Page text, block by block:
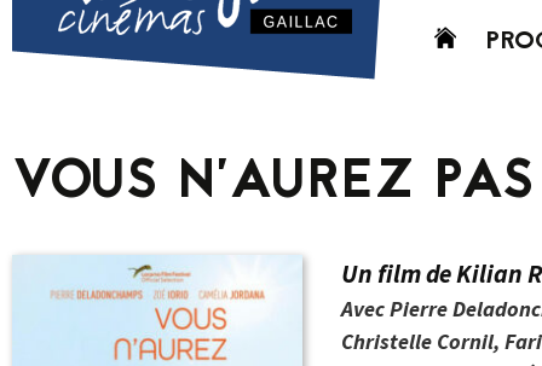
Aller
VOUS N’AUREZ
Un film de Kilian
Avec Pierre
Christelle Cornil,